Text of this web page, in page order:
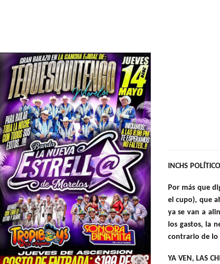
INCHS
Por más que
el cupo), que
ya se van a
los gastos, la
contrario de lo
YA VEN, LAS